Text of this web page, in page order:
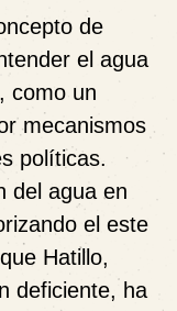
de
el agua
como un
mecanismos
políticas.
del agua en
el este
Hatillo,
deficiente, ha